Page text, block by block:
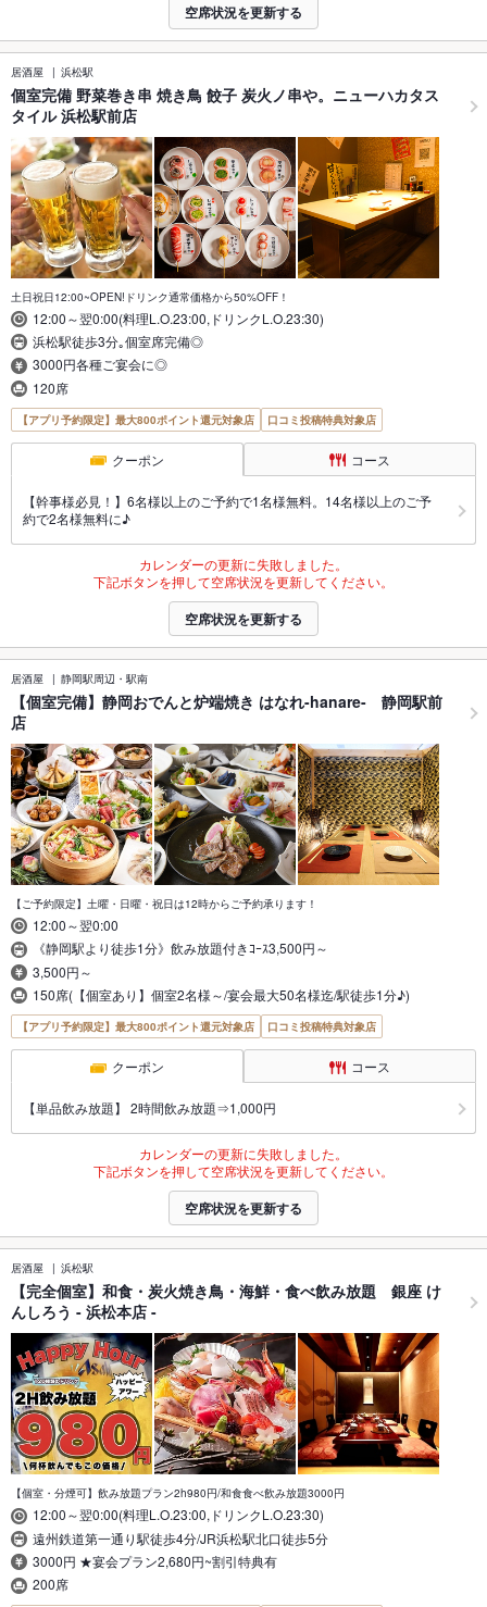
空席状況を更新する
居酒屋 浜松駅
個室完備 野菜巻き串 焼き鳥 餃子 炭火ノ串や。ニューハカタス
タイル 浜松駅前店
土日祝日12:00~OPEN!ドリンク通常価格から50%OFF！
12:00～翌0:00(料理L.O.23:00,ドリンクL.O.23:30)
浜松駅徒歩3分｡個室席完備◎
3000円各種ご宴会に◎
120席
【アプリ予約限定】最大800ポイント還元対象店 口コミ投稿特典対象店
クーポン コース
【幹事様必見！】6名様以上のご予約で1名様無料。14名様以上のご予
約で2名様無料に♪
カレンダーの更新に失敗しました。
下記ボタンを押して空席状況を更新してください。
空席状況を更新する
居酒屋 静岡駅周辺・駅南
【個室完備】静岡おでんと炉端焼き はなれ-hanare- 静岡駅前
店
【ご予約限定】土曜・日曜・祝日は12時からご予約承ります！
12:00～翌0:00
《静岡駅より徒歩1分》飲み放題付きｺｰｽ3,500円～
3,500円～
150席(【個室あり】個室2名様～/宴会最大50名様迄/駅徒歩1分♪)
【アプリ予約限定】最大800ポイント還元対象店 口コミ投稿特典対象店
クーポン コース
【単品飲み放題】 2時間飲み放題⇒1,000円
カレンダーの更新に失敗しました。
下記ボタンを押して空席状況を更新してください。
空席状況を更新する
居酒屋 浜松駅
【完全個室】和食・炭火焼き鳥・海鮮・食べ飲み放題 銀座 け
んしろう - 浜松本店 -
【個室・分煙可】飲み放題プラン2h980円/和食食べ飲み放題3000円
12:00～翌0:00(料理L.O.23:00,ドリンクL.O.23:30)
遠州鉄道第一通り駅徒歩4分/JR浜松駅北口徒歩5分
3000円 ★宴会プラン2,680円~割引特典有
200席